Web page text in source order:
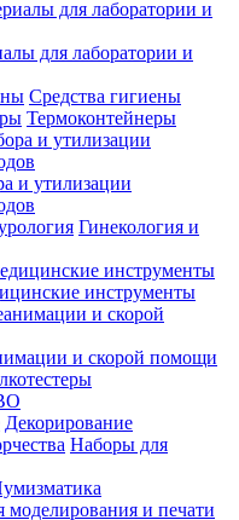
для лаборатории и
Средства гигиены
Термоконтейнеры
и утилизации
Гинекология и
инструменты
и скорой помощи
Декорирование
Наборы для